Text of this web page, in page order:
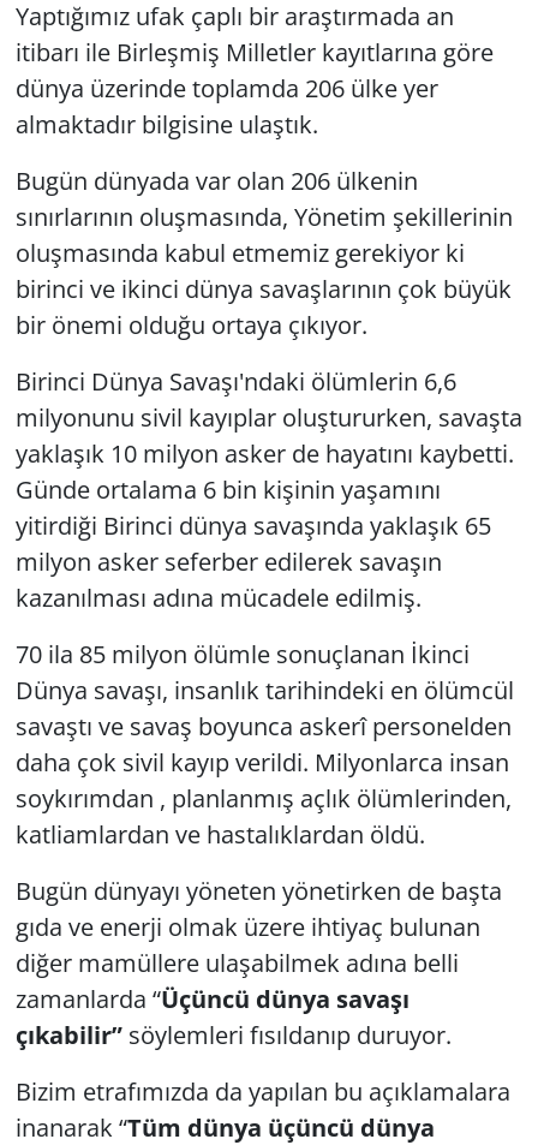
Yaptığımız ufak çaplı bir araştırmada an
itibarı ile Birleşmiş Milletler kayıtlarına göre
dünya üzerinde toplamda 206 ülke yer
almaktadır bilgisine ulaştık.
Bugün dünyada var olan 206 ülkenin
sınırlarının oluşmasında, Yönetim şekillerinin
oluşmasında kabul etmemiz gerekiyor ki
birinci ve ikinci dünya savaşlarının çok büyük
bir önemi olduğu ortaya çıkıyor.
Birinci Dünya Savaşı'ndaki ölümlerin 6,6
milyonunu sivil kayıplar oluştururken, savaşta
yaklaşık 10 milyon asker de hayatını kaybetti.
Günde ortalama 6 bin kişinin yaşamını
yitirdiği Birinci dünya savaşında yaklaşık 65
milyon asker seferber edilerek savaşın
kazanılması adına mücadele edilmiş.
70 ila 85 milyon ölümle sonuçlanan İkinci
Dünya savaşı, insanlık tarihindeki en ölümcül
savaştı ve savaş boyunca askerî personelden
daha çok sivil kayıp verildi. Milyonlarca insan
soykırımdan , planlanmış açlık ölümlerinden,
katliamlardan ve hastalıklardan öldü.
Bugün dünyayı yöneten yönetirken de başta
gıda ve enerji olmak üzere ihtiyaç bulunan
diğer mamüllere ulaşabilmek adına belli
zamanlarda “Üçüncü dünya savaşı
çıkabilir” söylemleri fısıldanıp duruyor.
Bizim etrafımızda da yapılan bu açıklamalara
inanarak “Tüm dünya üçüncü dünya
GÜNDEM
HABERDE İNSAN
KÜLTÜR SANAT
MAGAZİN
POLİTİKA
RESMİ İLANLAR
SAĞLIK
SİYASET
SPOR
Yerel